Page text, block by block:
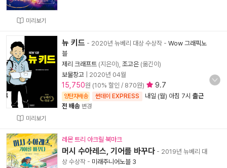
미리보기
미리보기
뉴 키드 - 2020년 뉴베리 대상 수상작 - Wow 그래픽노
블
제리 크래프트 (지은이), 조고은 (옮긴이)
보물창고
2020년 04월
15,750원 (10% 할인 / 870원) 9.7
양탄자배송 썬데이 EXPRESS 내일 (월) 아침 7시 출근
전 배송 변경
레몬 트리 아크릴 북마크
머시 수아레스, 기어를 바꾸다 - 2019년 뉴베리 대
상 수상작 - 미래주니어노블 3